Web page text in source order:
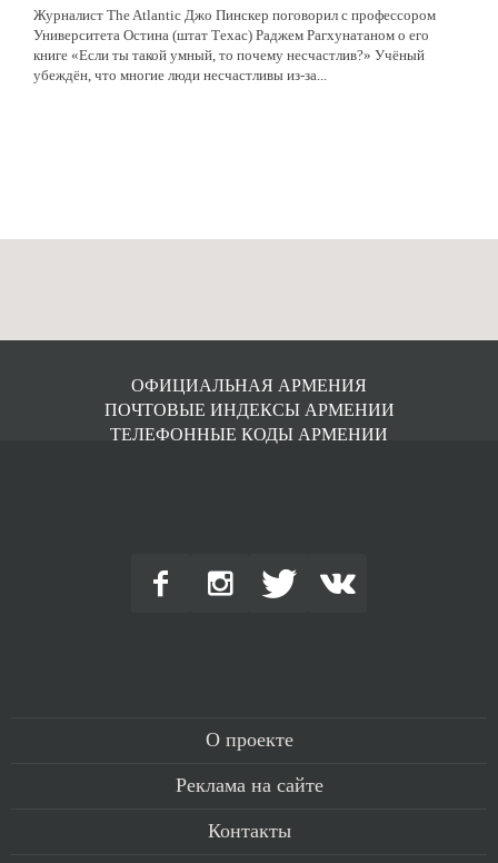
Журналист The Atlantic Джо Пинскер поговорил с профессором
Университета Остина (штат Техас) Раджем Рагхунатаном о его
книге «Если ты такой умный, то почему несчастлив?» Учёный
убеждён, что многие люди несчастливы из-за...
ОФИЦИАЛЬНАЯ АРМЕНИЯ
ПОЧТОВЫЕ ИНДЕКСЫ АРМЕНИИ
ТЕЛЕФОННЫЕ КОДЫ АРМЕНИИ
О проекте
Реклама на сайте
Контакты